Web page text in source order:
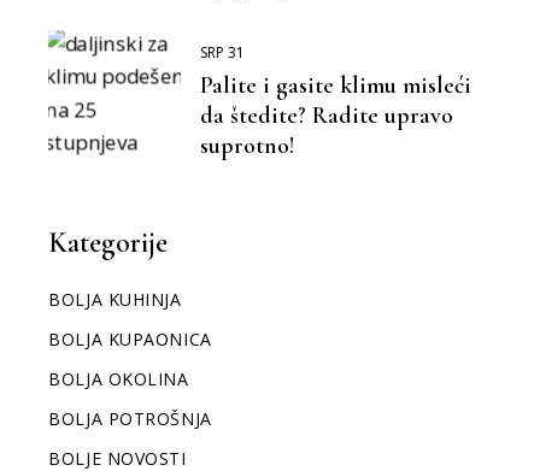
SRP 31
Palite i gasite klimu misleći
da štedite? Radite upravo
suprotno!
Kategorije
BOLJA KUHINJA
BOLJA KUPAONICA
BOLJA OKOLINA
BOLJA POTROŠNJA
BOLJE NOVOSTI